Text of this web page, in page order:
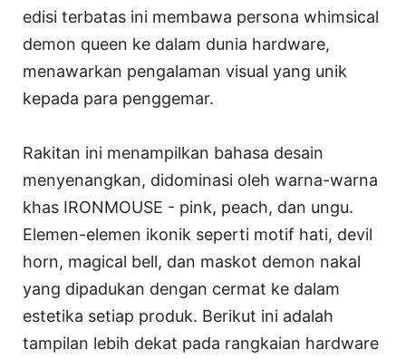
edisi terbatas ini membawa persona whimsical
demon queen ke dalam dunia hardware,
menawarkan pengalaman visual yang unik
kepada para penggemar.
Rakitan ini menampilkan bahasa desain
menyenangkan, didominasi oleh warna-warna
khas IRONMOUSE - pink, peach, dan ungu.
Elemen-elemen ikonik seperti motif hati, devil
horn, magical bell, dan maskot demon nakal
yang dipadukan dengan cermat ke dalam
estetika setiap produk. Berikut ini adalah
tampilan lebih dekat pada rangkaian hardware